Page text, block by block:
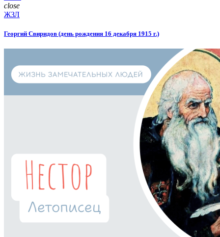
close
ЖЗЛ
Георгий Свиридов (день рождения 16 декабря 1915 г.)